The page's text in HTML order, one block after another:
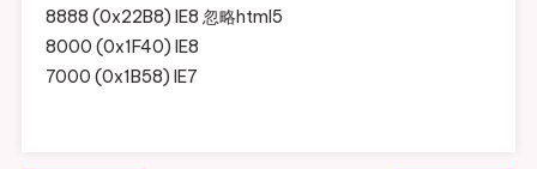
8888 (0x22B8) IE8 忽略html5
8000 (0x1F40) IE8
7000 (0x1B58) IE7